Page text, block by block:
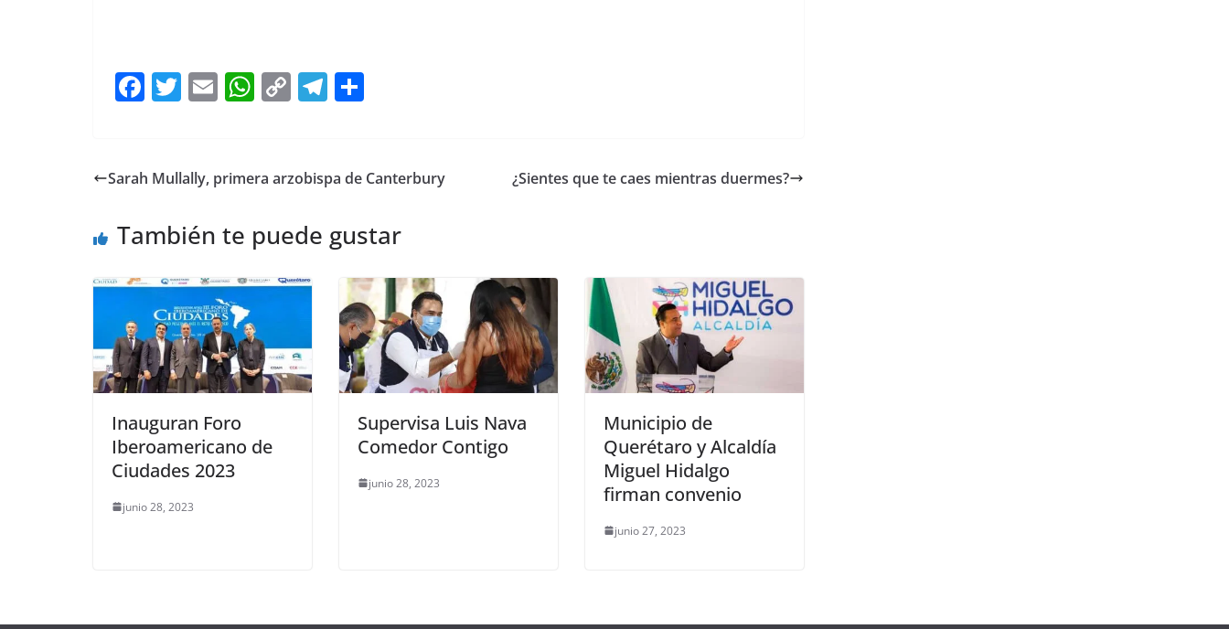
F
e
o
k
T
er
E
l
W
s
p
p
C
y
n
T
gr
m
e
Sarah Mullally, primera arzobispa de Canterbury ¿Sientes que te caes mientras duermes?
También te puede gustar
Inauguran Foro
Iberoamericano de
Ciudades 2023
junio 28, 2023
Supervisa Luis Nava
Comedor Contigo
junio 28, 2023
Municipio de
Querétaro y Alcaldía
Miguel Hidalgo
firman convenio
junio 27, 2023